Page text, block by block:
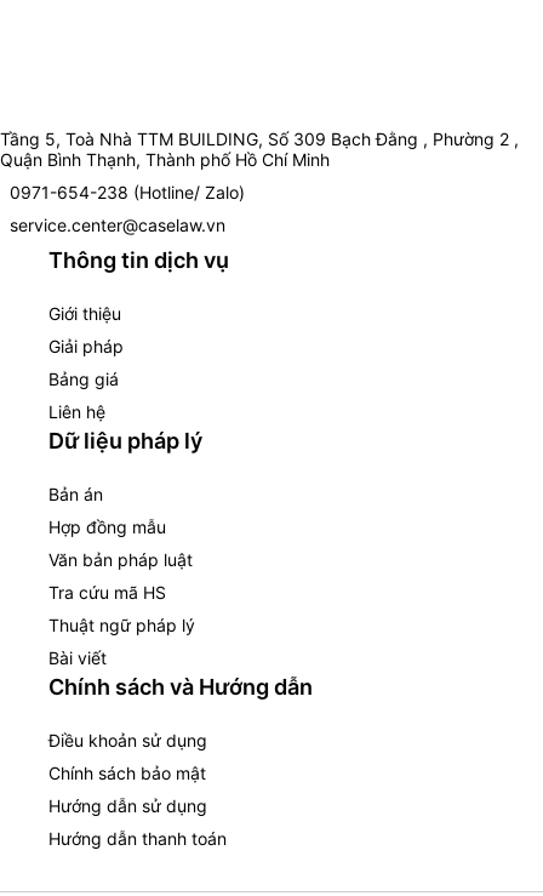
Tầng 5, Toà Nhà TTM BUILDING, Số 309 Bạch Đằng , Phường 2 ,
Quận Bình Thạnh, Thành phố Hồ Chí Minh
0971-654-238 (Hotline/ Zalo)
service.center@caselaw.vn
Thông tin dịch vụ
Giới thiệu
Giải pháp
Bảng giá
Liên hệ
Dữ liệu pháp lý
Bản án
Hợp đồng mẫu
Văn bản pháp luật
Tra cứu mã HS
Thuật ngữ pháp lý
Bài viết
Chính sách và Hướng dẫn
Điều khoản sử dụng
Chính sách bảo mật
Hướng dẫn sử dụng
Hướng dẫn thanh toán